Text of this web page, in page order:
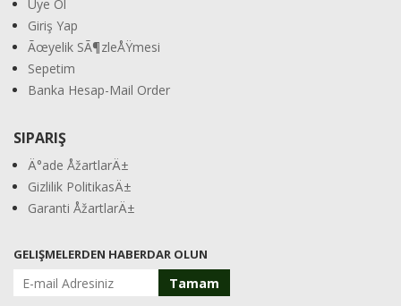
Üye Ol
Giriş Yap
Ãœyelik SÃ¶zleÅŸmesi
Sepetim
Banka Hesap-Mail Order
SIPARIŞ
Ä°ade ÅžartlarÄ±
Gizlilik PolitikasÄ±
Garanti ÅžartlarÄ±
GELIŞMELERDEN HABERDAR OLUN
Tamam